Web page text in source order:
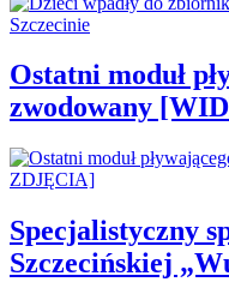
Ostatni moduł
zwodowany
Specjalistyczny
Szczecińskiej